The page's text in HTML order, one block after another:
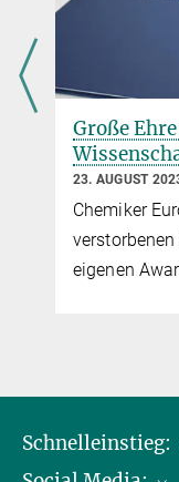
Große
23. AUGUST
Chemiker
eigenen
Schnelleinstieg: